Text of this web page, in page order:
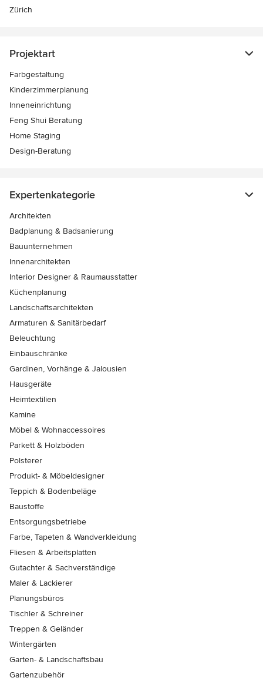
Zürich
Projektart
Farbgestaltung
Kinderzimmerplanung
Inneneinrichtung
Feng Shui Beratung
Home Staging
Design-Beratung
Expertenkategorie
Architekten
Badplanung & Badsanierung
Bauunternehmen
Innenarchitekten
Interior Designer & Raumausstatter
Küchenplanung
Landschaftsarchitekten
Armaturen & Sanitärbedarf
Beleuchtung
Einbauschränke
Gardinen, Vorhänge & Jalousien
Hausgeräte
Heimtextilien
Kamine
Möbel & Wohnaccessoires
Parkett & Holzböden
Polsterer
Produkt- & Möbeldesigner
Teppich & Bodenbeläge
Baustoffe
Entsorgungsbetriebe
Farbe, Tapeten & Wandverkleidung
Fliesen & Arbeitsplatten
Gutachter & Sachverständige
Maler & Lackierer
Planungsbüros
Tischler & Schreiner
Treppen & Geländer
Wintergärten
Garten- & Landschaftsbau
Gartenzubehör